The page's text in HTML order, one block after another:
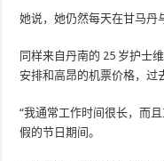
她说，她仍然每天在甘马丹
同样来自丹南的 25 岁护士
安排和高昂的机票价格，过
“我通常工作时间很长，而
假的节日期间。